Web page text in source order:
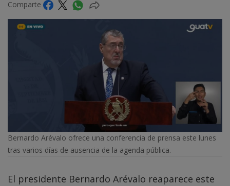
Comparte
Bernardo Arévalo ofrece una conferencia de prensa este lunes
tras varios días de ausencia de la agenda pública.
El presidente Bernardo Arévalo reaparece este